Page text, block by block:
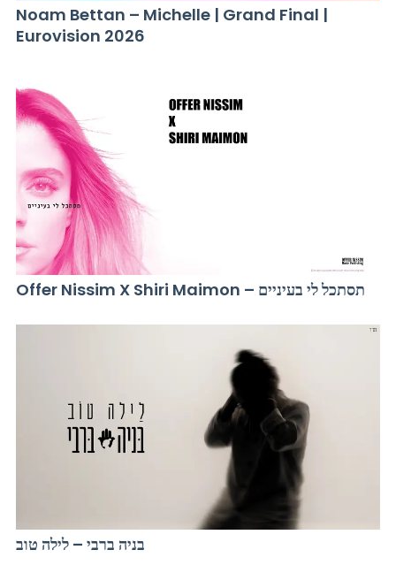
Noam Bettan – Michelle | Grand Final |
Eurovision 2026
Offer Nissim X Shiri Maimon – תסתכל לי בעיניים
בניה ברבי – לילה טוב